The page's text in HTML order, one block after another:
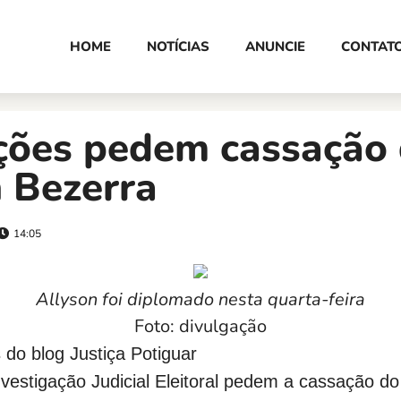
HOME NOTÍCIAS ANUNCIE
pedem cassação
14:05
Allyson foi diplomado nesta quarta-feira
Foto: divulgação
blog Justiça Potiguar
Judicial Eleitoral pedem a cassação